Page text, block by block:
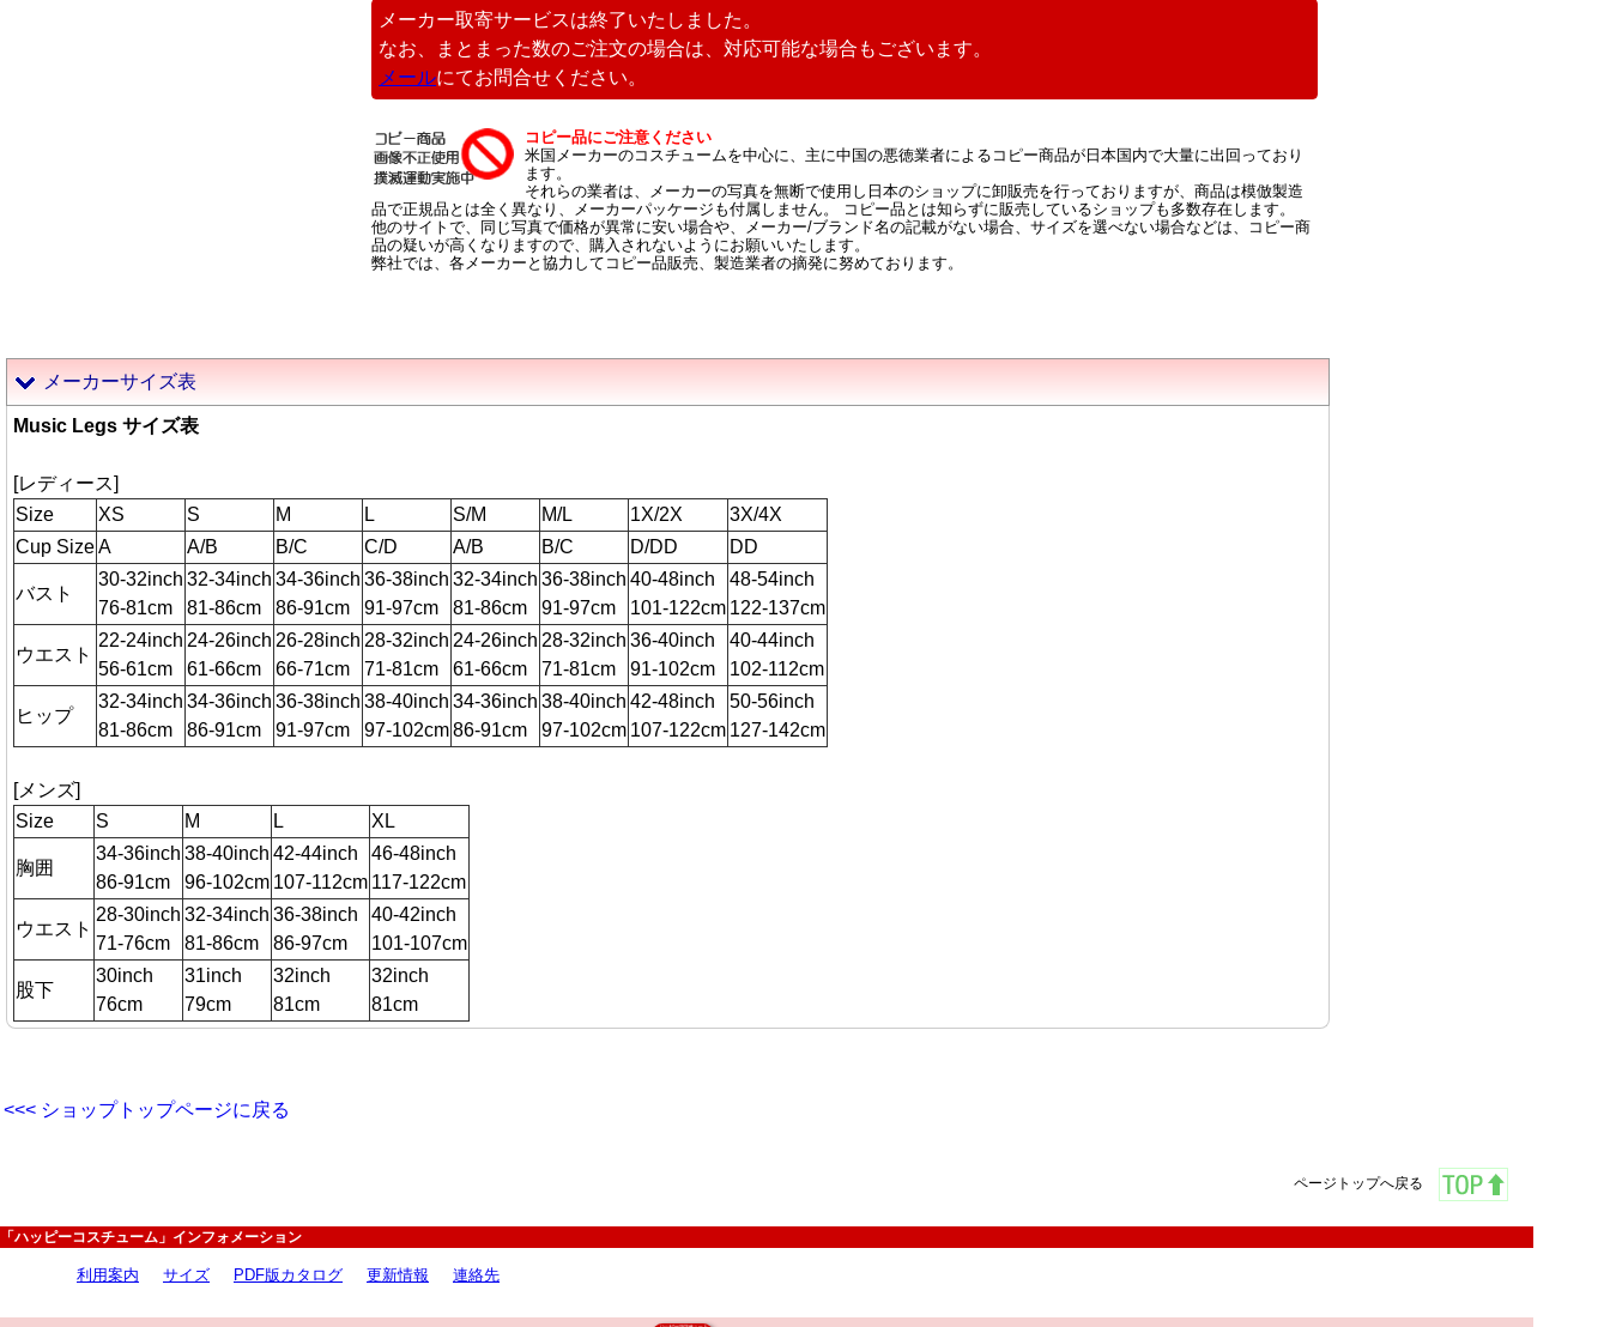
メーカー取寄サービスは終了いたしました。
なお、まとまった数のご注文の場合は、対応可能な場合もございます。
メールにてお問合せください。
コピー品にご注意ください
米国メーカーのコスチュームを中心に、主に中国の悪徳業者によるコピー商品が日本国内で大量に出回っており
ます。
それらの業者は、メーカーの写真を無断で使用し日本のショップに卸販売を行っておりますが、商品は模倣製造
品で正規品とは全く異なり、メーカーパッケージも付属しません。 コピー品とは知らずに販売しているショップも多数存在します。
他のサイトで、同じ写真で価格が異常に安い場合や、メーカー/ブランド名の記載がない場合、サイズを選べない場合などは、コピー商
品の疑いが高くなりますので、購入されないようにお願いいたします。
弊社では、各メーカーと協力してコピー品販売、製造業者の摘発に努めております。
メーカーサイズ表
Music Legs サイズ表
[レディース]
Size
XS S M L S/M M/L 1X/2X
3X/4X
Cup SizeA A/B B/C C/D A/B B/C D/DD DD
バスト
30-32inch
76-81cm
32-34inch
81-86cm
34-36inch
86-91cm
36-38inch
91-97cm
32-34inch
81-86cm
36-38inch
91-97cm
40-48inch
101-122cm
48-54inch
122-137cm
ウエスト
22-24inch
56-61cm
24-26inch
61-66cm
26-28inch
66-71cm
28-32inch
71-81cm
24-26inch
61-66cm
28-32inch
71-81cm
36-40inch
91-102cm
40-44inch
102-112cm
ヒップ
32-34inch
81-86cm
34-36inch
86-91cm
36-38inch
91-97cm
38-40inch
97-102cm
34-36inch
86-91cm
38-40inch
97-102cm
42-48inch
107-122cm
50-56inch
127-142cm
[メンズ]
Size
S M L XL
胸囲
34-36inch
86-91cm
38-40inch
96-102cm
42-44inch
107-112cm
46-48inch
117-122cm
ウエスト
28-30inch
71-76cm
32-34inch
81-86cm
36-38inch
86-97cm
40-42inch
101-107cm
股下
30inch
76cm
31inch
79cm
32inch
81cm
32inch
81cm
<<< ショップトップページに戻る
ページトップへ戻る
「ハッピーコスチューム」インフォメーション
利用案内 サイズ PDF版カタログ 更新情報 連絡先